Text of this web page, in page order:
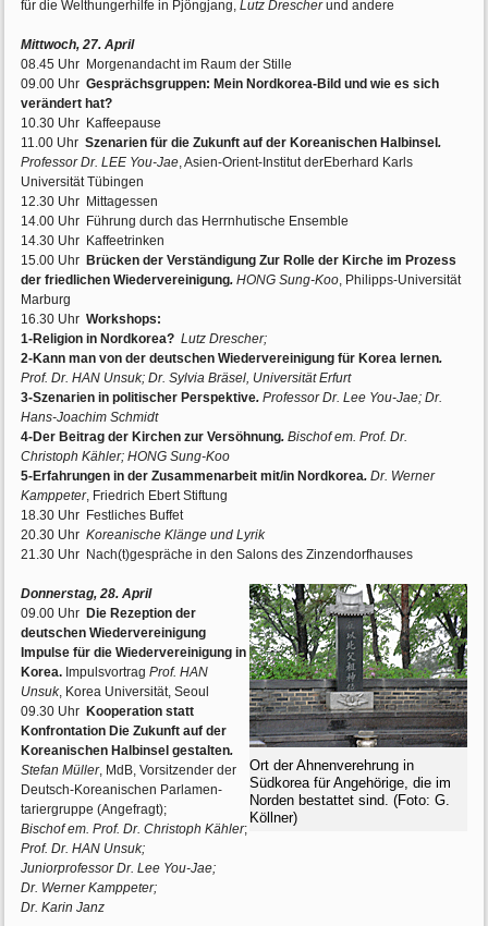
für die Welthungerhilfe in Pjöngjang,Lutz Drescherund andere
Mittwoch, 27. April
08.45 Uhr Morgenandacht im Raum der Stille
09.00 UhrGesprächsgruppen: Mein Nordkorea-Bild und wie es sich
verändert hat?
10.30 Uhr Kaffeepause
11.00 UhrSzenarien für die Zukunft auf der Koreanischen Halbinsel.
Professor Dr. LEE You-Jae, Asien-Orient-Institut derEberhard Karls
Universität Tübingen
12.30 Uhr Mittagessen
14.00 Uhr Führung durch das Herrnhutische Ensemble
14.30 Uhr Kaffeetrinken
15.00 Uhr Brücken der Verständigung Zur Rolle der Kirche im Prozess
der friedlichen Wiedervereinigung.HONG Sung-Koo, Philipps-Universität
Marburg
16.30 Uhr Workshops:
1-Religion in Nordkorea? Lutz Drescher;
2-Kann man von der deutschen Wiedervereinigung für Korea lernen.
Prof. Dr. HAN Unsuk; Dr. Sylvia Bräsel, Universität Erfurt
3-Szenarien in politischer Perspektive.Professor Dr. Lee You-Jae; Dr.
Hans-Joachim Schmidt
4-Der Beitrag der Kirchen zur Versöhnung.Bischof em. Prof. Dr.
Christoph Kähler; HONG Sung-Koo
5-Erfahrungen in der Zusammenarbeit mit/in Nordkorea.Dr. Werner
Kamppeter, Friedrich Ebert Stiftung
18.30 Uhr Festliches Buffet
20.30 UhrKoreanische Klänge und Lyrik
21.30 Uhr Nach(t)gespräche in den Salons des Zinzendorfhauses
Ort der Ahnenverehrung in
Südkorea für Angehörige, die im
Norden bestattet sind. (Foto: G.
Köllner)
Donnerstag, 28. April
09.00 Uhr Die Rezeption der
deutschen Wiedervereinigung
Impulse für die Wiedervereinigung in
Korea. Impulsvortrag Prof. HAN
Unsuk, Korea Universität, Seoul
09.30 Uhr Kooperation statt
Konfrontation Die Zukunft auf der
Koreanischen Halbinsel gestalten.
Stefan Müller, MdB, Vorsitzender der
Deutsch-Koreanischen Parlamen­
tarier­gruppe (Angefragt);
Bischof em. Prof. Dr. Christoph Kähler;
Prof. Dr. HAN Unsuk;
Juniorprofessor Dr. Lee You-Jae;
Dr. Werner Kamppeter;
Dr. Karin Janz